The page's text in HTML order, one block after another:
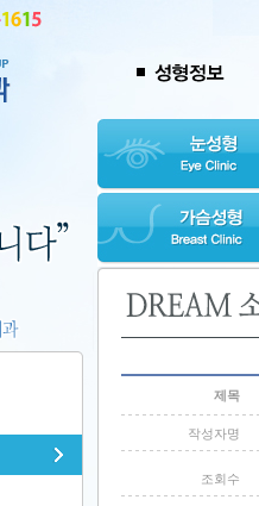
제목
작성자명
조회수